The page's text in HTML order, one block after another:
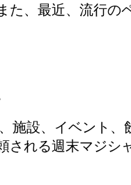
た、最近、流行の
施設、イベント、
される週末マジシ